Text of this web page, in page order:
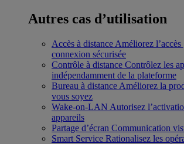
Autres cas d’utilisation
Accès à distance Améliorez l’accès
connexion sécurisée
Contrôle à distance Contrôlez les
indépendamment de la plateforme
Bureau à distance Améliorez la
vous soyez
Wake-on-LAN Autorisez
appareils
Partage d’écran Communication
Smart Service Rationalisez les